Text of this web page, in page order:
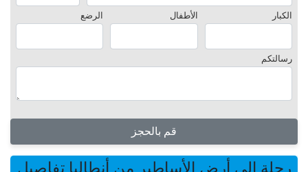
الكبار الأطفال الرضع
رسالتكم
قم بالحجز